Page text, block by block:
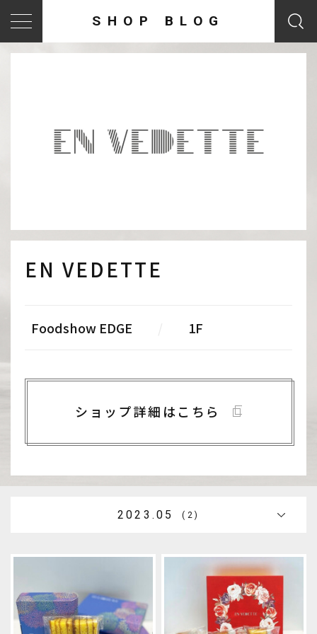
SHOP BLOG
EN VEDETTE
Foodshow EDGE 1F
ショップ詳細はこちら
2023.05 (2)